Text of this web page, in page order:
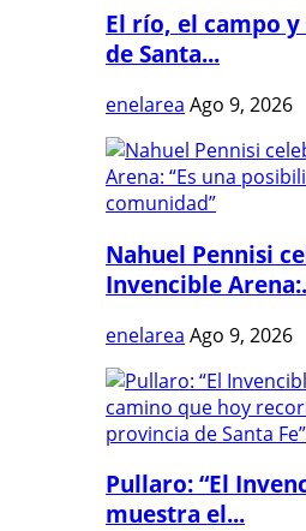
El río, el campo
de Santa...
enelarea Ago 9, 2026
Nahuel Pennisi
Invencible
enelarea Ago 9, 2026
Pullaro: “El
muestra el...